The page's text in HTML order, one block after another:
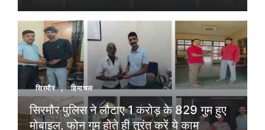
सिरमौर , हिमाचल
सिरमौर पुलिस ने लौटाए 1 करोड़ के 829 गुम हुए
मोबाइल, फोन गुम होते ही तुरंत करें ये काम